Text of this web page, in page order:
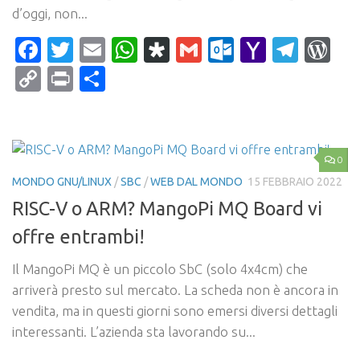
d’oggi, non...
Facebook
Twitter
EmailWhatsApp
Diaspora
Gmail Yahoo
CopyPrint
0
MONDO GNU/LINUX /SBC /WEB DAL MONDO 15 FEBBRAIO 2022
RISC-V o ARM? MangoPi MQ Board vi
offre entrambi!
Il MangoPi MQ è un piccolo SbC (solo 4x4cm) che
arriverà presto sul mercato. La scheda non è ancora in
vendita, ma in questi giorni sono emersi diversi dettagli
interessanti. L’azienda sta lavorando su...